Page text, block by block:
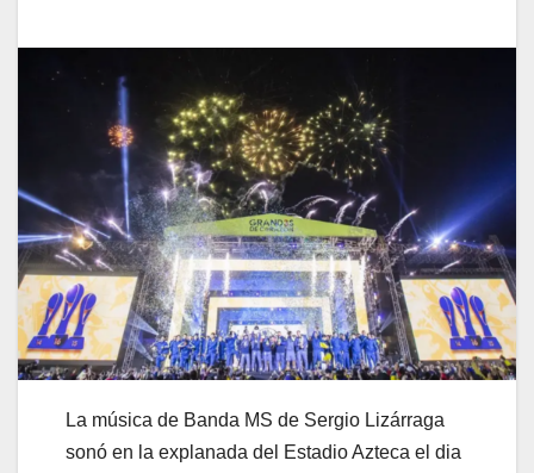
La música de Banda MS de Sergio Lizárraga
sonó en la explanada del Estadio Azteca el dia